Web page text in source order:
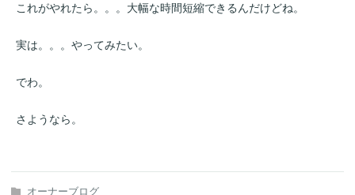
これがやれたら。。。大幅な時間短縮できるんだけどね。
実は。。。やってみたい。
でわ。
さようなら。
オーナーブログ